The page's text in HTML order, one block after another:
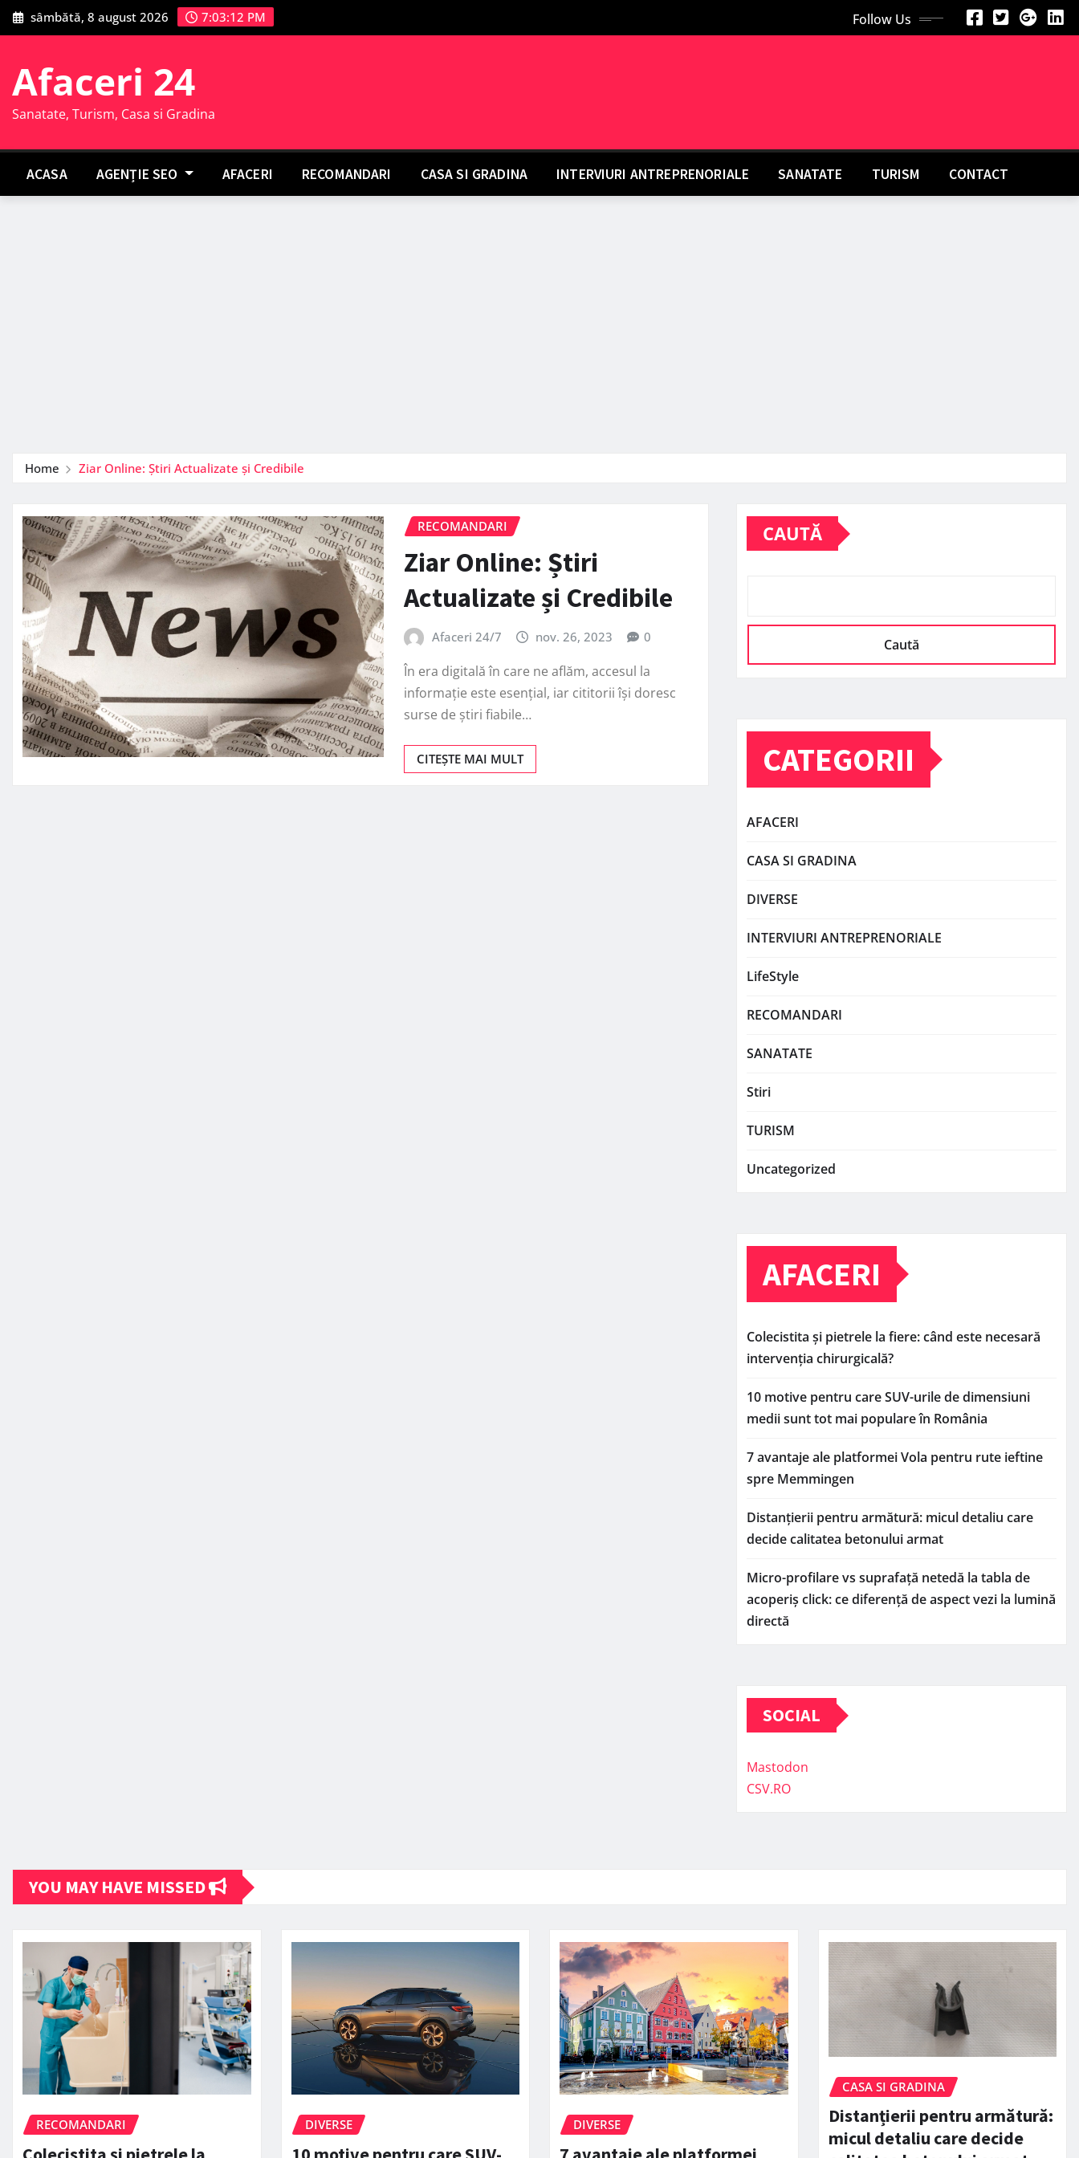
Skip
to
sâmbătă, 8 august 2026 7:03:13 PM Follow Us
Afaceri 24
Sanatate, Turism, Casa si Gradina
ACASA AGENȚIE SEO AFACERI RECOMANDARI CASA SI GRADINA INTERVIURI ANTREPRENORIALE SANATATE TURISM CONTACT
Home Ziar Online: Știri Actualizate și Credibile
RECOMANDARI
Ziar Online: Știri
Actualizate și Credibile
Afaceri 24/7 nov. 26, 2023 0
În era digitală în care ne aflăm, accesul la
informație este esențial, iar cititorii își doresc
surse de știri fiabile…
CITEȘTE MAI MULT
CAUTĂ
Caută
CATEGORII
AFACERI
CASA SI GRADINA
DIVERSE
INTERVIURI ANTREPRENORIALE
LifeStyle
RECOMANDARI
SANATATE
Stiri
TURISM
Uncategorized
AFACERI
Colecistita și pietrele la fiere: când este necesară
intervenția chirurgicală?
10 motive pentru care SUV-urile de dimensiuni
medii sunt tot mai populare în România
7 avantaje ale platformei Vola pentru rute ieftine
spre Memmingen
Distanțierii pentru armătură: micul detaliu care
decide calitatea betonului armat
Micro-profilare vs suprafață netedă la tabla de
acoperiș click: ce diferență de aspect vezi la lumină
directă
SOCIAL
Mastodon
CSV.RO
YOU MAY HAVE MISSED
RECOMANDARI DIVERSE DIVERSE
CASA SI GRADINA
Distanțierii pentru armătură:
micul detaliu care decide